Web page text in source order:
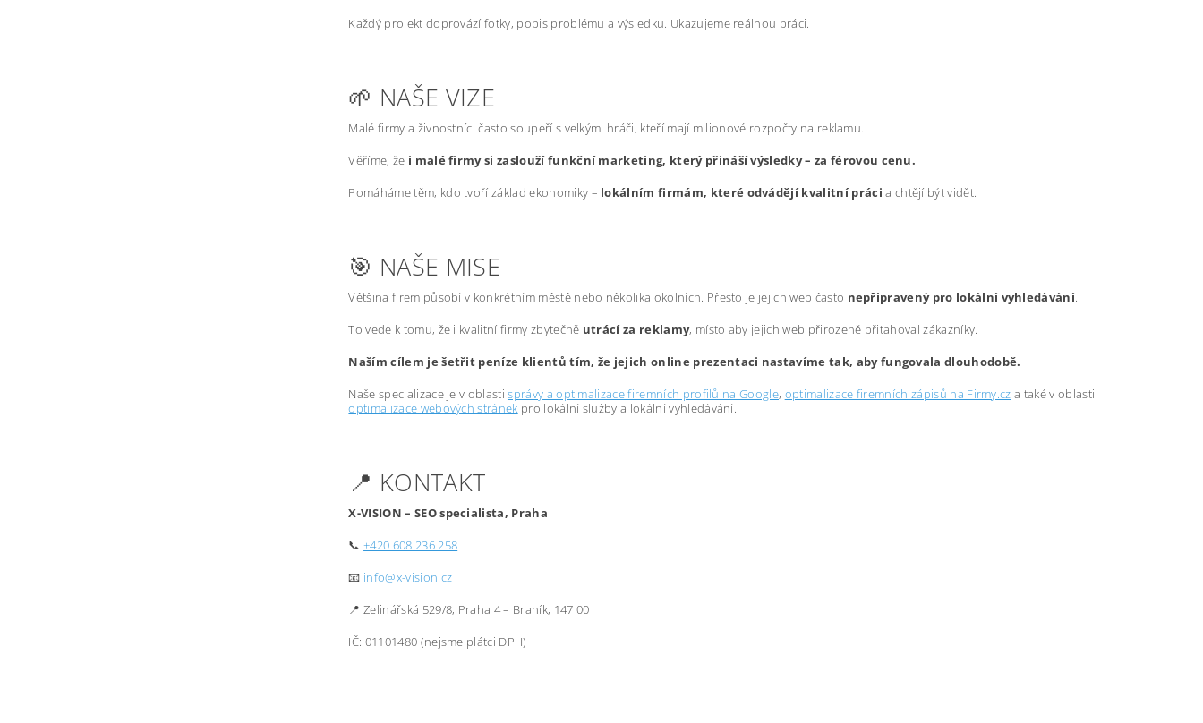
Každý projekt doprovází fotky, popis problému a výsledku. Ukazujeme reálnou práci.
🌱 NAŠE VIZE
Malé firmy a živnostníci často soupeří s velkými hráči, kteří mají milionové rozpočty na reklamu.
Věříme, že i malé firmy si zaslouží funkční marketing, který přináší výsledky – za férovou cenu.
Pomáháme těm, kdo tvoří základ ekonomiky – lokálním firmám, které odvádějí kvalitní práci a chtějí být vidět.
🎯 NAŠE MISE
Většina firem působí v konkrétním městě nebo několika okolních. Přesto je jejich web často nepřipravený pro lokální vyhledávání.
To vede k tomu, že i kvalitní firmy zbytečně utrácí za reklamy, místo aby jejich web přirozeně přitahoval zákazníky.
Naším cílem je šetřit peníze klientů tím, že jejich online prezentaci nastavíme tak, aby fungovala dlouhodobě.
Naše specializace je v oblastisprávy a optimalizace firemních profilů na Google, optimalizace firemních zápisů na Firmy.cz a také v oblasti
optimalizace webových stránek pro lokální služby a lokální vyhledávání.
📍 KONTAKT
X-VISION – SEO specialista, Praha
📞+420 608 236 258
📧 info@x-vision.cz
📍 Zelinářská 529/8, Praha 4 – Braník, 147 00
IČ: 01101480 (nejsme plátci DPH)